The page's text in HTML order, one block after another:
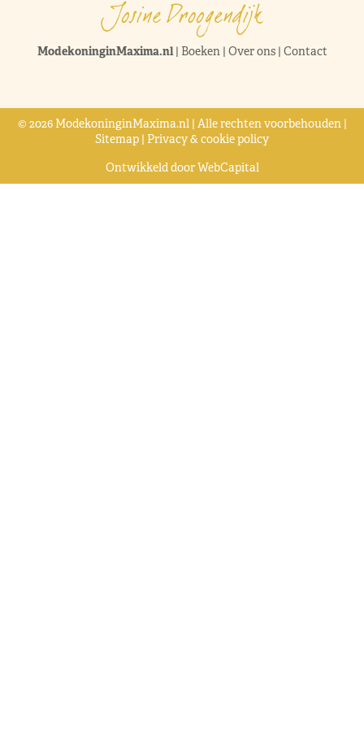
ModekoninginMaxima.nl| Boeken| Over ons| Contact
© 2026 ModekoninginMaxima.nl | Alle rechten voorbehouden |
Sitemap | Privacy & cookie policy
Ontwikkeld doorWebCapital